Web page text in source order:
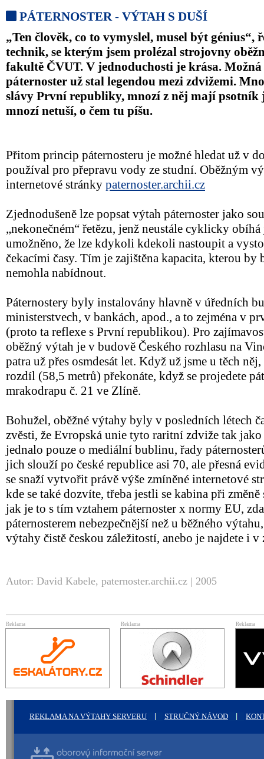
PÁTERNOSTER - VÝTAH S DUŠÍ
„Ten člověk, co to vymyslel, musel být
technik, se kterým jsem prolézal strojovny
fakultě ČVUT. V jednoduchosti je krása.
páternoster už stal legendou mezi zdvižemi.
slávy První republiky, mnozí z něj mají psotník
mnozí netuší, o čem tu píšu.
Přitom princip páternosteru je možné hledat už v
používal pro přepravu vody ze studní. Oběžným
internetové stránky paternoster.archii.cz
Zjednodušeně lze popsat výtah páternoster jako
„nekonečném“ řetězu, jenž neustále cyklicky
umožněno, že lze kdykoli kdekoli nastoupit a
čekacími časy. Tím je zajištěna kapacita, kterou by
nemohla nabídnout.
Páternostery byly instalovány hlavně v úředních
ministerstvech, v bankách, apod., a to zejména v
(proto ta reflexe s První republikou). Pro
oběžný výtah je v budově Českého rozhlasu na
patra už přes osmdesát let. Když už jsme u těch
rozdíl (58,5 metrů) překonáte, když se projedete
mrakodrapu č. 21 ve Zlíně.
Bohužel, oběžné výtahy byly v posledních létech
zvěsti, že Evropská unie tyto raritní zdviže tak
jednalo pouze o mediální bublinu, řady
jich slouží po české republice asi 70, ale přesná
se snaží vytvořit právě výše zmíněné internetové
kde se také dozvíte, třeba jestli se kabina při
jak je to s tím vztahem páternoster x normy EU,
páternosterem nebezpečnější než u běžného
výtahy čistě českou záležitostí, anebo je najdete i v
Autor: David Kabele, paternoster.archii.cz | 2005
Reklama Reklama Reklama
REKLAMA NA VÝTAHY SERVERU STRUČNÝ NÁVOD